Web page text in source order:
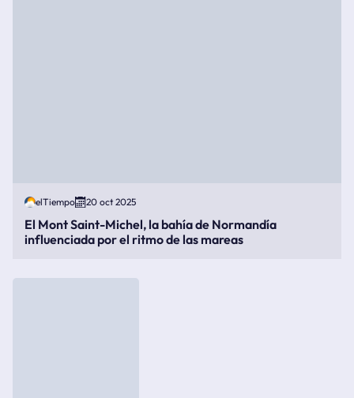
elTiempo 20 oct 2025
El Mont Saint-Michel, la bahía de Normandía
influenciada por el ritmo de las mareas